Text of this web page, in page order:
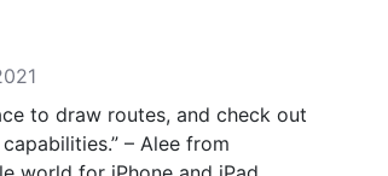
to draw routes, and check out
– Alee from